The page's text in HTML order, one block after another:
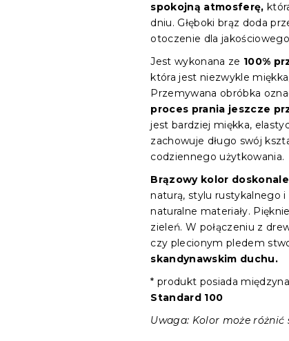
spokojną atmosferę,
dniu. Głęboki brąz doda
otoczenie dla
Jest wykonana ze 100%
która jest niezwykle
Przemywana obróbka
proces prania jeszcze
jest bardziej miękka,
zachowuje długo swój
codziennego użytkowania.
Brązowy kolor
naturą, stylu rustykalnego
naturalne materiały.
zieleń. W połączeniu z
czy plecionym pledem
skandynawskim duchu.
* produkt posiada
Standard 100
Uwaga: Kolor może różnić